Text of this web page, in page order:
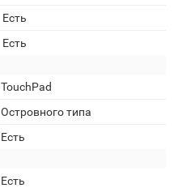
Есть
Есть
TouchPad
Островного типа
Есть
Есть